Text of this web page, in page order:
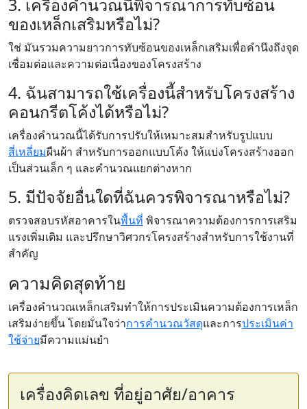
3. เครื่องคำนวณนี้พิจารณาการทับซ้อน
ของเหล็กเสริมหรือไม่?
ใช่ มันรวมความยาวการทับซ้อนของเหล็กเสริมเพื่อคำนึงถึงจุด
เชื่อมต่อและความต่อเนื่องของโครงสร้าง
4. ฉันสามารถใช้เครื่องนี้สำหรับโครงสร้าง
คอนกรีตโค้งได้หรือไม่?
เครื่องคำนวณนี้ได้รับการปรับให้เหมาะสมสำหรับรูปแบบ
สี่เหลี่ยมผืนผ้า สำหรับการออกแบบโค้ง ให้แบ่งโครงสร้างออก
เป็นส่วนเล็ก ๆ และคำนวณแยกต่างหาก
5. มีปัจจัยอื่นใดที่ฉันควรพิจารณาหรือไม่?
ตรวจสอบรหัสอาคารในพื้นที่ พิจารณาความต้องการการเสริม
แรงเพิ่มเติม และปรึกษาวิศวกรโครงสร้างสำหรับการใช้งานที่
สำคัญ
ความคิดสุดท้าย
เครื่องคำนวณเหล็กเสริมทำให้การประเมินความต้องการเหล็ก
เสริมง่ายขึ้น โดยมั่นใจว่าการคำนวณวัสดุและการประเมินค่า
ใช้จ่ายมีความแม่นยำ
เครื่องคิดเลข ที่อยู่อาศัย/อาคาร